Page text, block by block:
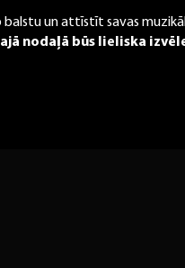
un attīstīt savas
nodaļā būs lieliska